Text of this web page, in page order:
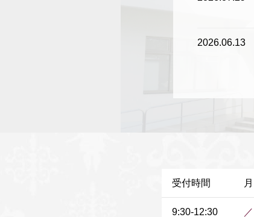
2026.06.13
2026.04.17
受付時間 月
9:30-12:30 ／